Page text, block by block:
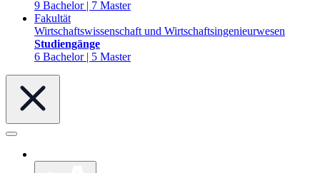
9 Bachelor | 7 Master
Fakultät
Wirtschaftswissenschaft und Wirtschaftsingenieurwesen
Studiengänge
6 Bachelor | 5 Master